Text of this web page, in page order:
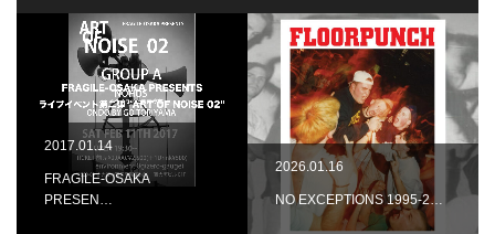
2017.01.14
FRAGILE-OSAKA
PRESEN…
2026.01.16
NO EXCEPTIONS 1995-2…